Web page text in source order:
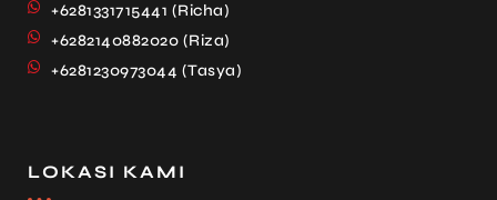
+6281331715441 (Richa)
+6282140882020 (Riza)
+6281230973044 (Tasya)
LOKASI KAMI